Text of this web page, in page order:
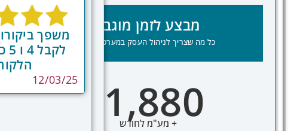
מבצע לזמן מוגבל
כל מה שצריך לניהול העסק במערכת אחת
1,880
+ מע"מ לחודש
ללקוחות
מספקת תובנות
משפך
12/03/25